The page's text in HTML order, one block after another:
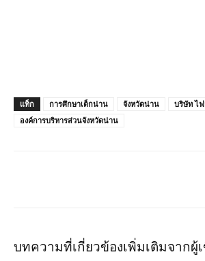
แท็ก การศึกษาเด็กน่าน จังหวัดน่าน
บริษัท ไ
องค์การบริหารส่วนจังหวัดน่าน
บทความที่เกี่ยวข้องเพิ่มเติมจากผู้